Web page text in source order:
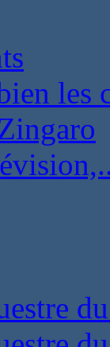
les